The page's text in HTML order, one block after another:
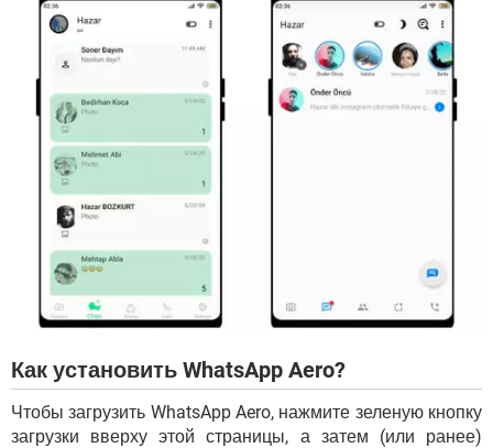
Как установить WhatsApp Aero?
Чтобы загрузить WhatsApp Aero, нажмите зеленую кнопку
загрузки вверху этой страницы, а затем (или ранее)